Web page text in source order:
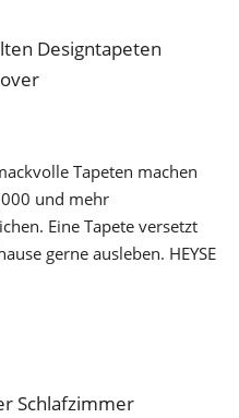
Tapeten machen
und mehr
Eine Tapete versetzt
gerne ausleben. HEYSE